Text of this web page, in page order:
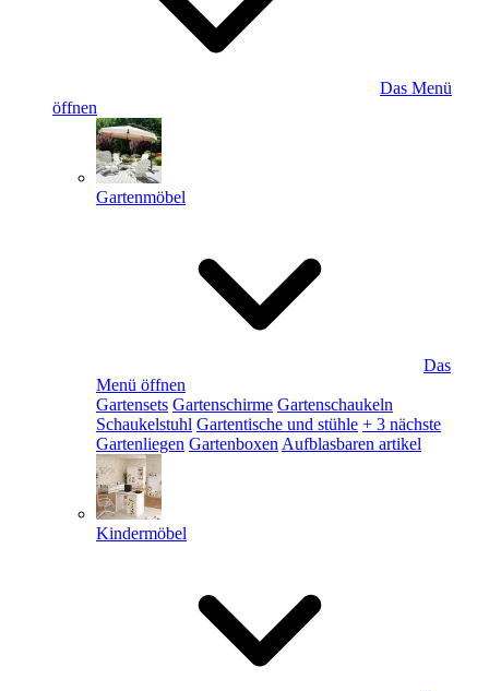
Das Menü
öffnen
Gartenmöbel
Das
Menü öffnen
Gartensets Gartenschirme Gartenschaukeln
Schaukelstuhl Gartentische und stühle + 3 nächste
Gartenliegen Gartenboxen Aufblasbaren artikel
Kindermöbel